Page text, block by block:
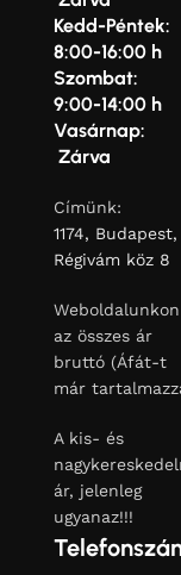
Kedd-Péntek:
8:00-16:00 h
Szombat:
9:00-14:00 h
Vasárnap:
Zárva
Címünk:
1174, Budapest,
Régivám köz 8
Weboldalunkon
az összes ár
bruttó (Áfát-t
már
A kis- és
ár, jelenleg
ugyanaz!!!